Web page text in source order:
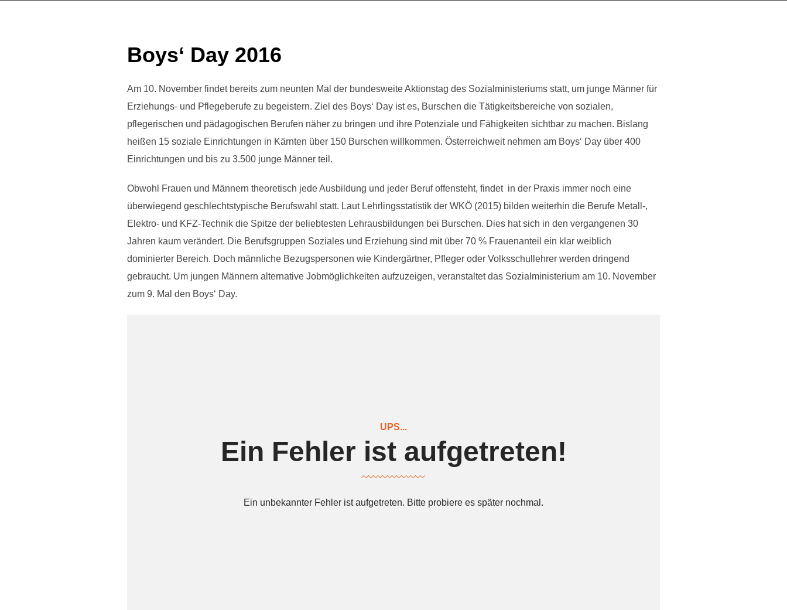
Boys‘ Day 2016
Am 10. November findet bereits zum neunten Mal der bundesweite Aktionstag des Sozialministeriums statt, um junge Männer für
Erziehungs- und Pflegeberufe zu begeistern. Ziel des Boys‘ Day ist es, Burschen die Tätigkeitsbereiche von sozialen,
pflegerischen und pädagogischen Berufen näher zu bringen und ihre Potenziale und Fähigkeiten sichtbar zu machen. Bislang
heißen 15 soziale Einrichtungen in Kärnten über 150 Burschen willkommen. Österreichweit nehmen am Boys‘ Day über 400
Einrichtungen und bis zu 3.500 junge Männer teil.
Obwohl Frauen und Männern theoretisch jede Ausbildung und jeder Beruf offensteht, findet in der Praxis immer noch eine
überwiegend geschlechtstypische Berufswahl statt. Laut Lehrlingsstatistik der WKÖ (2015) bilden weiterhin die Berufe Metall-,
Elektro- und KFZ-Technik die Spitze der beliebtesten Lehrausbildungen bei Burschen. Dies hat sich in den vergangenen 30
Jahren kaum verändert. Die Berufsgruppen Soziales und Erziehung sind mit über 70 % Frauenanteil ein klar weiblich
dominierter Bereich. Doch männliche Bezugspersonen wie Kindergärtner, Pfleger oder Volksschullehrer werden dringend
gebraucht. Um jungen Männern alternative Jobmöglichkeiten aufzuzeigen, veranstaltet das Sozialministerium am 10. November
zum 9. Mal den Boys‘ Day.